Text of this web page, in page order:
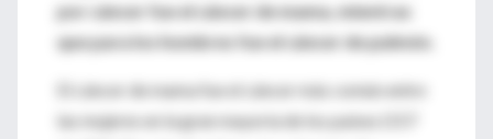
por cáncer fue el cáncer de mama, mientras
que para los hombres fue el cáncer de pulmón.
El cáncer de mama fue el cáncer más común entre
las mujeres en la gran mayoría de los países (157